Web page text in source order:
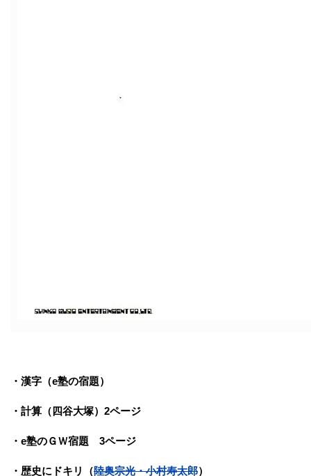
・漢字（e塾の宿題）
・計算（四谷大塚）2ページ
・e塾のＧＷ宿題 3ページ
・歴史にドキリ（陸奥宗光・小村寿太郎）